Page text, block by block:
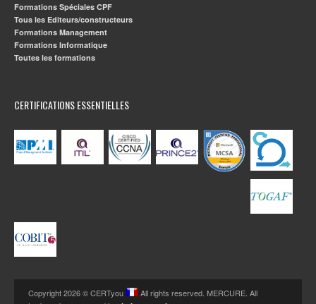
Formations Spéciales CPF
Tous les Editeurs/constructeurs
Formations Management
Formations Informatique
Toutes les formations
CERTIFICATIONS ESSENTIELLES
Copyright 2026 © CERTyou
All rights reserved. MERCURE. All